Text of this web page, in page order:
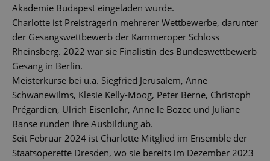
Akademie Budapest eingeladen wurde.
Charlotte ist Preisträgerin mehrerer Wettbewerbe, darunter
der Gesangswettbewerb der Kammeroper Schloss
Rheinsberg. 2022 war sie Finalistin des Bundeswettbewerb
Gesang in Berlin.
Meisterkurse bei u.a. Siegfried Jerusalem, Anne
Schwanewilms, Klesie Kelly-Moog, Peter Berne, Christoph
Prégardien, Ulrich Eisenlohr, Anne le Bozec und Juliane
Banse runden ihre Ausbildung ab.
Seit Februar 2024 ist Charlotte Mitglied im Ensemble der
Staatsoperette Dresden, wo sie bereits im Dezember 2023